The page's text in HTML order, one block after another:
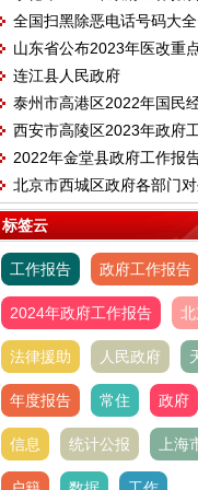
全国扫黑除恶电话号码大全
山东省公布2023年医改重
连江县人民政府
泰州市高港区2022年国民
计公报
西安市高陵区2023年政府
2022年金堂县政府工作报
北京市西城区政府各部门
标签云
工作报告 政府工作报告
2024年政府工作报告
法律援助 人民政府
年度报告 常住 政府
信息 统计公报 上海